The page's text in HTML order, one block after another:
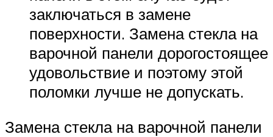
заключаться в замене
поверхности. Замена стекла на
варочной панели дорогостоящее
удовольствие и поэтому этой
поломки лучше не допускать.
Замена стекла на варочной панели